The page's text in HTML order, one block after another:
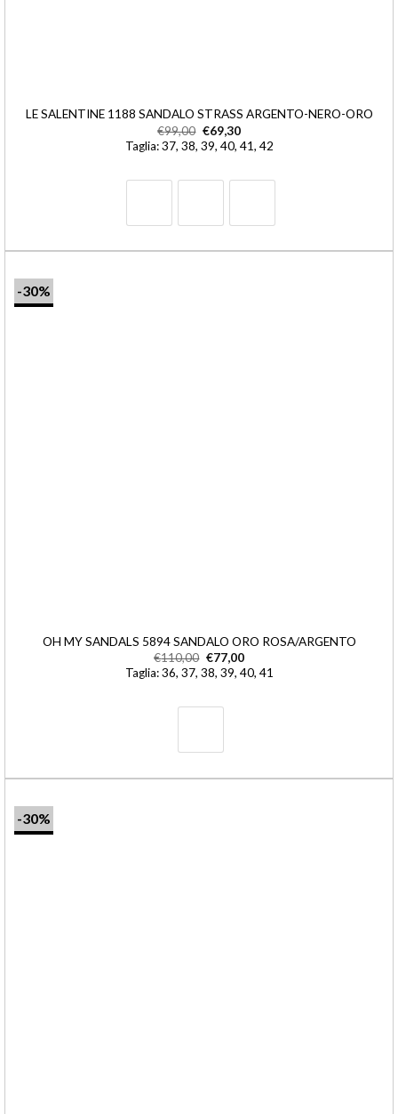
LE SALENTINE 1188 SANDALO STRASS ARGENTO-NERO-ORO
€99,00 €69,30
Taglia: 37, 38, 39, 40, 41, 42
-30%
OH MY SANDALS 5894 SANDALO ORO ROSA/ARGENTO
€110,00 €77,00
Taglia: 36, 37, 38, 39, 40, 41
-30%